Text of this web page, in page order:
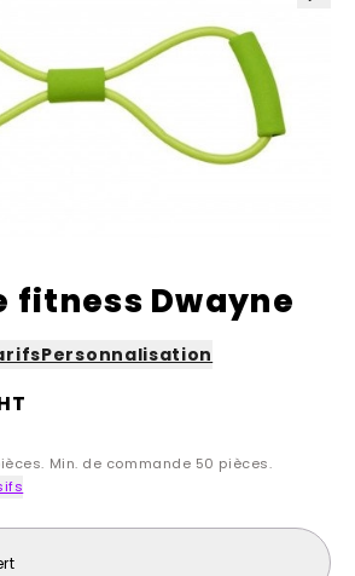
fitness Dwayne
Personnalisation
Min. de commande 50 pièces.